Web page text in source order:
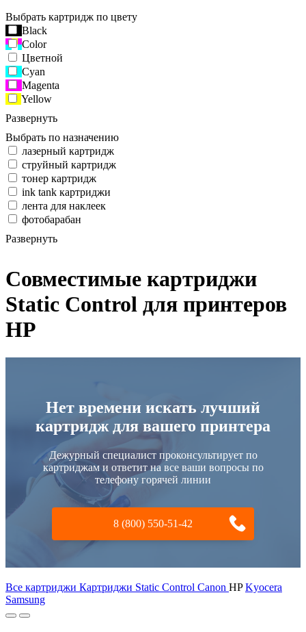
Выбрать картридж по цвету
Black
Color
Цветной
Cyan
Magenta
Yellow
Развернуть
Выбрать по назначению
лазерный картридж
струйный картридж
тонер картридж
ink tank картриджи
лента для наклеек
фотобарабан
Развернуть
Совместимые картриджи
Static Control для принтеров
HP
Нет времени искать лучший
картридж для вашего принтера
Дежурный специалист проконсультирует по
картриджам и ответит на все ваши вопросы по
телефону горячей линии
8 (800) 550-51-42
Все картриджи Картриджи Static Control Canon HP Kyocera
Samsung